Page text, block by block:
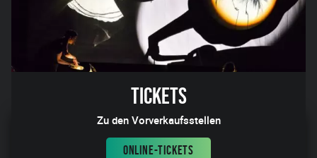
Tickets
Zu den Vorverkaufsstellen
ONLINE-TICKETS